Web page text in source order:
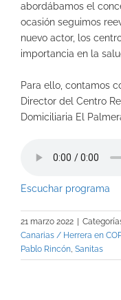
abordábamos el
ocasión seguimos
nuevo actor, los
importancia en la
Para ello, contamos
Director del Centro
Domiciliaria El
Escuchar programa
21 marzo 2022
Canarias / Herrera en
Pablo Rincón, Sanitas